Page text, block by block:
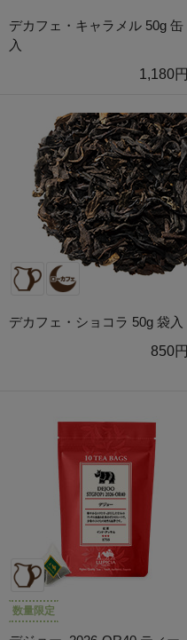
デカフェ・キャラメル 50g 缶
入
1,180円
デカフェ・ショコラ 50g 袋入
850円
数量限定